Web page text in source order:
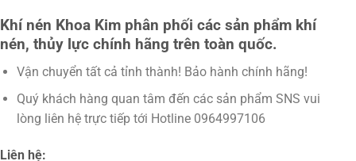
Khí nén Khoa Kim phân phối các sản phẩm khí
nén, thủy lực chính hãng trên toàn quốc.
Vận chuyển tất cả tỉnh thành! Bảo hành chính hãng!
Quý khách hàng quan tâm đến các sản phẩm SNS vui
lòng liên hệ trực tiếp tới Hotline 0964997106
Liên hệ: